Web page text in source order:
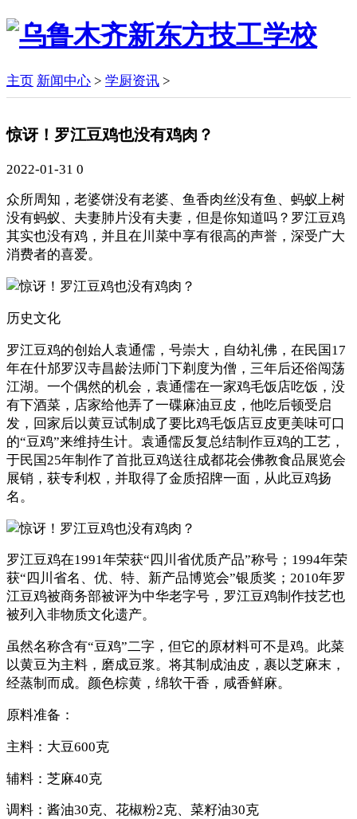
主页 新闻中心 > 学厨资讯 >
惊讶！罗江豆鸡也没有鸡肉？
2022-01-31 0
众所周知，老婆饼没有老婆、鱼香肉丝没有鱼、蚂蚁上树
没有蚂蚁、夫妻肺片没有夫妻，但是你知道吗？罗江豆鸡
其实也没有鸡，并且在川菜中享有很高的声誉，深受广大
消费者的喜爱。
历史文化
罗江豆鸡的创始人袁通儒，号崇大，自幼礼佛，在民国17
年在什邡罗汉寺昌龄法师门下剃度为僧，三年后还俗闯荡
江湖。一个偶然的机会，袁通儒在一家鸡毛饭店吃饭，没
有下酒菜，店家给他弄了一碟麻油豆皮，他吃后顿受启
发，回家后以黄豆试制成了要比鸡毛饭店豆皮更美味可口
的“豆鸡”来维持生计。袁通儒反复总结制作豆鸡的工艺，
于民国25年制作了首批豆鸡送往成都花会佛教食品展览会
展销，获专利权，并取得了金质招牌一面，从此豆鸡扬
名。
罗江豆鸡在1991年荣获“四川省优质产品”称号；1994年荣
获“四川省名、优、特、新产品博览会”银质奖；2010年罗
江豆鸡被商务部被评为中华老字号，罗江豆鸡制作技艺也
被列入非物质文化遗产。
虽然名称含有“豆鸡”二字，但它的原材料可不是鸡。此菜
以黄豆为主料，磨成豆浆。将其制成油皮，裹以芝麻末，
经蒸制而成。颜色棕黄，绵软干香，咸香鲜麻。
原料准备：
主料：大豆600克
辅料：芝麻40克
调料：酱油30克、花椒粉2克、菜籽油30克